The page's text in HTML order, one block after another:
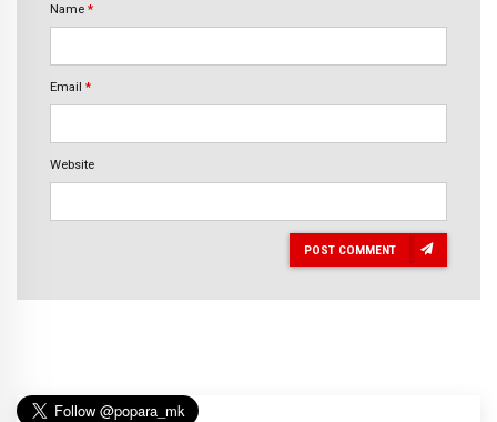
Name *
Email *
Website
POST COMMENT